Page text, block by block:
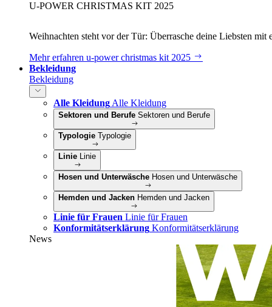
U‑POWER CHRISTMAS KIT 2025
Weihnachten steht vor der Tür: Überrasche deine Liebsten
Mehr erfahren u‑power christmas kit 2025
Bekleidung
Bekleidung
Alle Kleidung Alle Kleidung
Sektoren und Berufe Sektoren und Berufe
Typologie Typologie
Linie Linie
Hosen und Unterwäsche Hosen und Unterwäsche
Hemden und Jacken Hemden und Jacken
Linie für Frauen Linie für Frauen
Konformitätserklärung Konformitätserklärung
News